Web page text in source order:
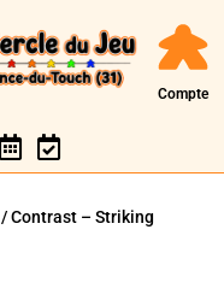
Compte
/ Contrast – Striking